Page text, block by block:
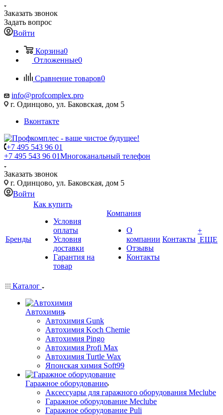
Заказать звонок
Задать вопрос
Войти
Корзина0
Отложенные0
Сравнение товаров0
info@profcomplex.pro
г. Одинцово, ул. Баковская, дом 5
Вконтакте
+7 495 543 96 01
+7 495 543 96 01Многоканальный телефон
Заказать звонок
г. Одинцово, ул. Баковская, дом 5
Войти
Бренды
Как купить
Условия
оплаты
Условия
доставки
Гарантия на
товар
Компания
О
компании
Отзывы
Контакты
Контакты
+
ЕЩЕ
Каталог
Автохимия
Автохимия Gunk
Автохимия Koch Chemie
Автохимия Pingo
Автохимия Profi Max
Автохимия Turtle Wax
Японская химия Soft99
Гаражное оборудование
Аксессуары для гаражного оборудования Meclube
Гаражное оборудование Meclube
Гаражное оборудование Puli